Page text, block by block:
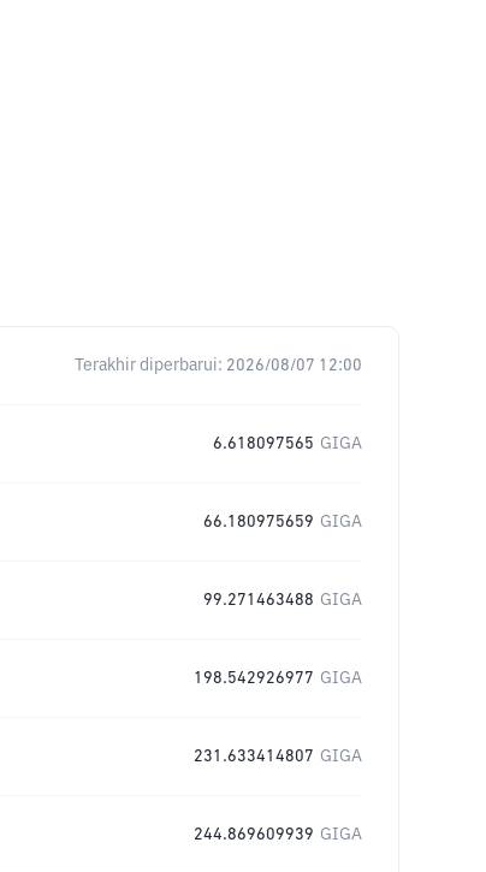
Terakhir diperbarui: 2026/08/07 12:00
6.618097565 GIGA
66.180975659 GIGA
99.271463488 GIGA
198.542926977 GIGA
231.633414807 GIGA
244.869609939 GIGA